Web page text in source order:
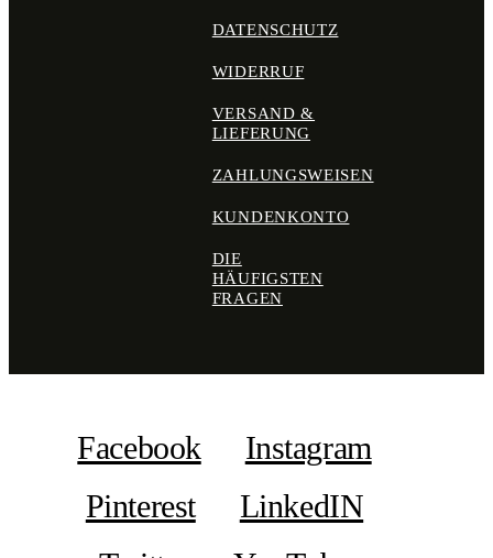
DATENSCHUTZ
WIDERRUF
VERSAND &
LIEFERUNG
ZAHLUNGSWEISEN
KUNDENKONTO
DIE
HÄUFIGSTEN
FRAGEN
Facebook
Instagram
Pinterest
LinkedIN